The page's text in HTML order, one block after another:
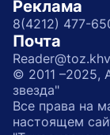
Реклама
8(4212) 477-
Почта
© 2011 –2025,
звезда"
Все права на
настоящем